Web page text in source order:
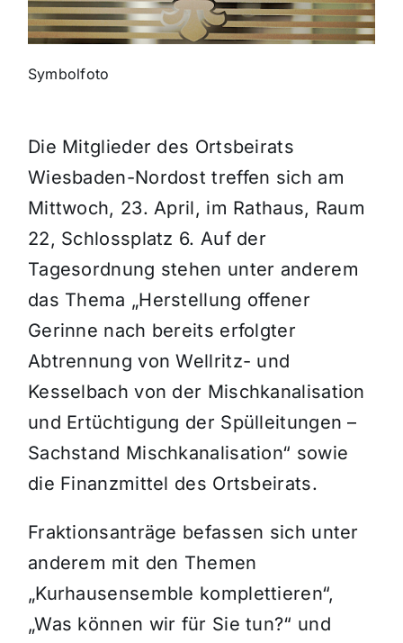
Themen und Termine
Symbolfoto
Die Mitglieder des Ortsbeirats
Wiesbaden-Nordost treffen sich am
Mittwoch, 23. April, im Rathaus, Raum
22, Schlossplatz 6. Auf der
Tagesordnung stehen unter anderem
das Thema „Herstellung offener
Gerinne nach bereits erfolgter
Abtrennung von Wellritz- und
Kesselbach von der Mischkanalisation
und Ertüchtigung der Spülleitungen –
Sachstand Mischkanalisation“ sowie
die Finanzmittel des Ortsbeirats.
Fraktionsanträge befassen sich unter
anderem mit den Themen
„Kurhausensemble komplettieren“,
„Was können wir für Sie tun?“ und